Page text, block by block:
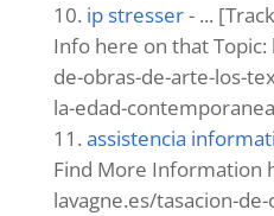
ip stresser- ...
Info here on that Topic:
de-obras-de-arte-los-
la-edad-
assistencia
Find More Information
lavagne.es/tasacion-